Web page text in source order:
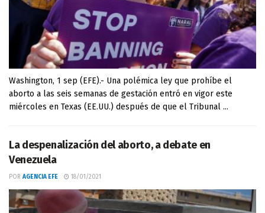
Washington, 1 sep (EFE).- Una polémica ley que prohíbe el
aborto a las seis semanas de gestación entró en vigor este
miércoles en Texas (EE.UU.) después de que el Tribunal ...
La despenalización del aborto, a debate en
Venezuela
POR AGENCIA EFE 18/01/2021